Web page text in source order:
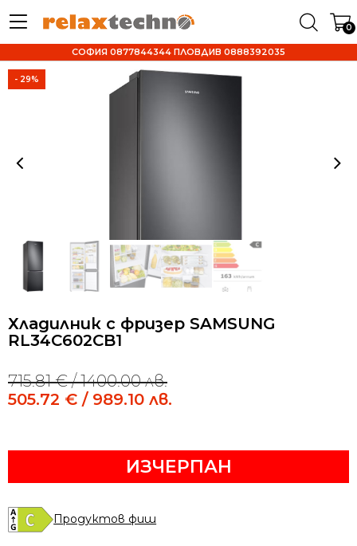
0
СОФИЯ 0877844344 ПЛОВДИВ 0888392035
- 29%
Хладилник с фризер SAMSUNG
RL34C602CB1
715.81€/ 1400.00 лв.
Original
price
/
505.72 € / 989.10 лв.
Current
price
/
ИЗЧЕРПАН
Продуктов фиш